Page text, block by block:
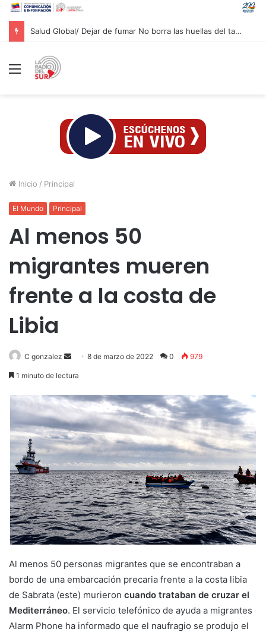
Salud Global/ Dejar de fumar No borra las huellas del tabaco en los pulmones
Menú
Inicio / Principal
El Mundo Principal
Al menos 50
migrantes mueren
frente a la costa de
Libia
C gonzalez
Send8 de marzo de 2022 0 979
1 minuto de lectura
Al menos 50 personas migrantes que se encontraban a
bordo de una embarcación precaria frente a la costa libia
de Sabrata (este) murieron cuando trataban de cruzar el
Mediterráneo. El servicio telefónico de ayuda a migrantes
Alarm Phone ha informado que el naufragio se produjo el